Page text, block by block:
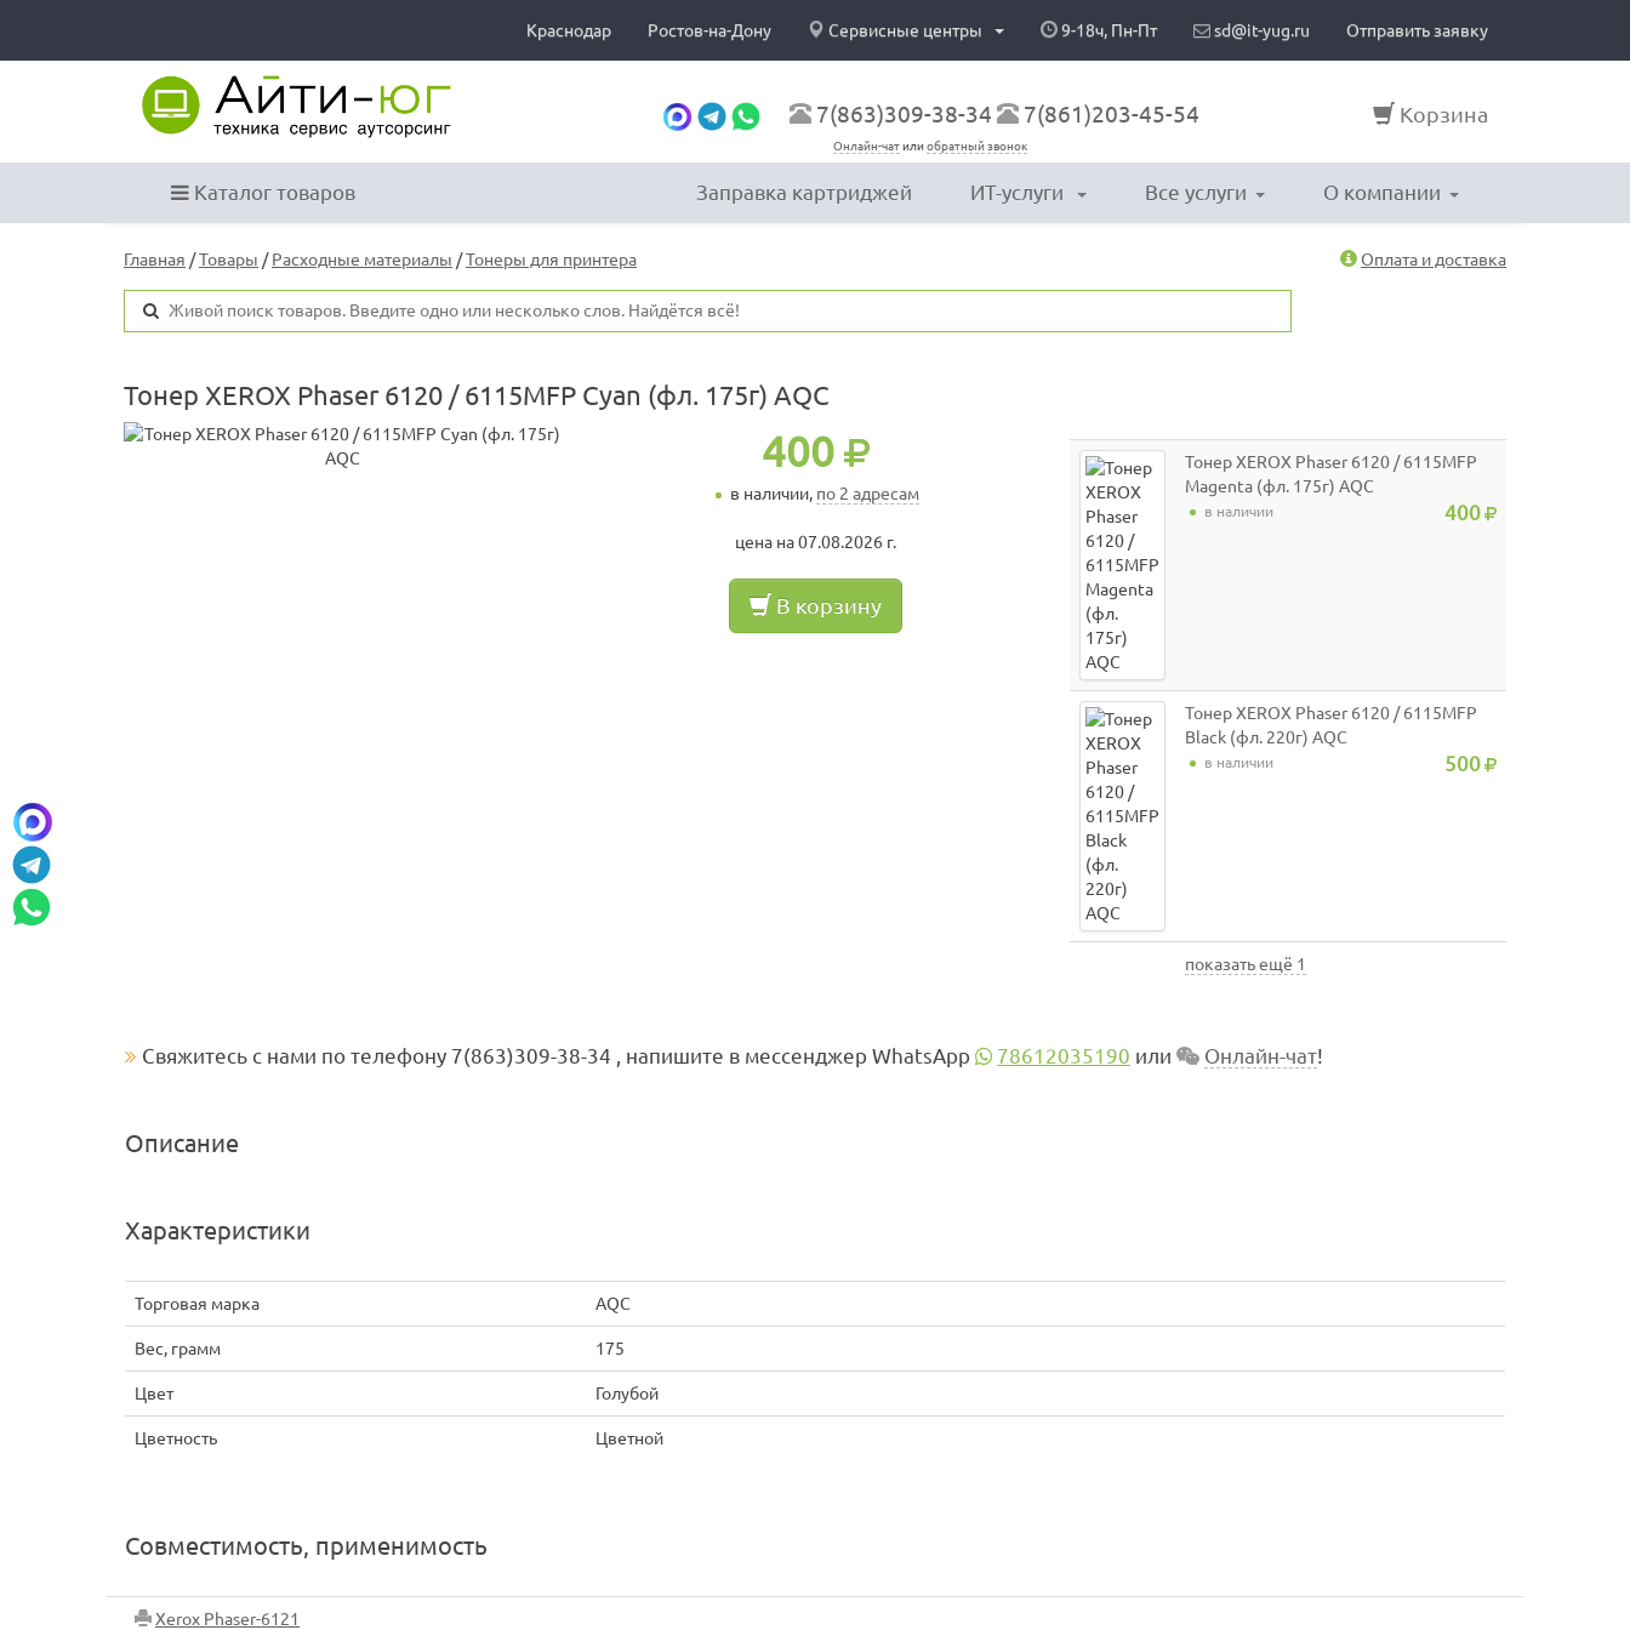
Краснодар Ростов-на-Дону Сервисные центры 9-18ч, Пн-Пт sd@it-yug.ru Отправить заявку
7(863)309-38-34 7(861)203-45-54
Онлайн-чатилиобратный звонок
Корзина
Каталог товаров Заправка картриджей ИТ-услуги Все услуги О компании
Главная /Товары /Расходные материалы /Тонеры для принтера Оплата и доставка
Тонер XEROX Phaser 6120 / 6115MFP Cyan (фл. 175г) AQC
400
в наличии, по 2 адресам
цена на 07.08.2026 г.
В корзину
Тонер XEROX Phaser 6120 / 6115MFP
Magenta (фл. 175г) AQC
в наличии 400
Тонер XEROX Phaser 6120 / 6115MFP
Black (фл. 220г) AQC
в наличии 500
показать ещё 1
Свяжитесь с нами по телефону 7(863)309-38-34 , напишите в мессенджер WhatsApp 78612035190 или Онлайн-чат!
Описание
Характеристики
Торговая марка AQC
Вес, грамм 175
Цвет Голубой
Цветность Цветной
Совместимость, применимость
Xerox Phaser-6121